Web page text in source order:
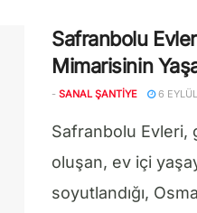
Safranbolu
Mimarisinin
- SANAL ŞANTIYE 6
Safranbolu Evleri,
oluşan, ev içi
soyutlandığı,